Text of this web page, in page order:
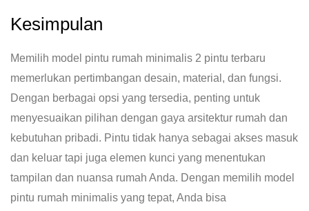
Kesimpulan
Memilih model pintu rumah minimalis 2 pintu terbaru
memerlukan pertimbangan desain, material, dan fungsi.
Dengan berbagai opsi yang tersedia, penting untuk
menyesuaikan pilihan dengan gaya arsitektur rumah dan
kebutuhan pribadi. Pintu tidak hanya sebagai akses masuk
dan keluar tapi juga elemen kunci yang menentukan
tampilan dan nuansa rumah Anda. Dengan memilih model
pintu rumah minimalis yang tepat, Anda bisa